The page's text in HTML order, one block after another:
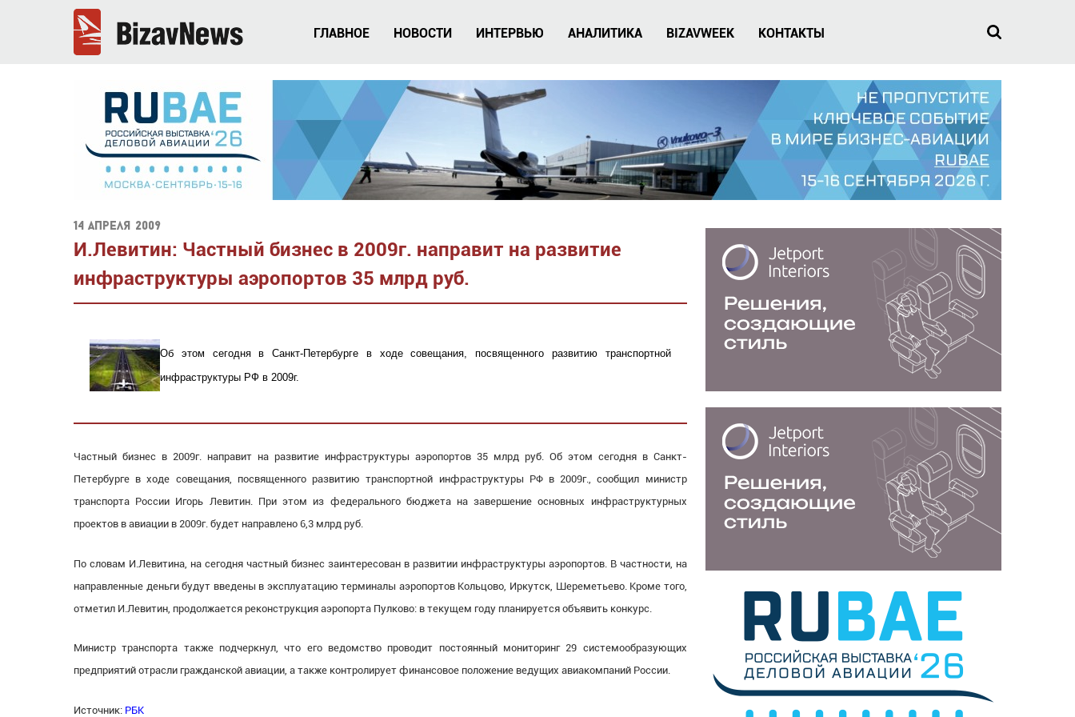
ГЛАВНОЕ НОВОСТИ ИНТЕРВЬЮ АНАЛИТИКА BIZAVWEEK КОНТАКТЫ
14 апреля 2009
И.Левитин: Частный бизнес в 2009г. направит на развитие
инфраструктуры аэропортов 35 млрд руб.
Об этом сегодня в Санкт-Петербурге в ходе совещания, посвященного развитию транспортной
инфраструктуры РФ в 2009г.
Частный бизнес в 2009г. направит на развитие инфраструктуры аэропортов 35 млрд руб. Об этом сегодня в Санкт-
Петербурге в ходе совещания, посвященного развитию транспортной инфраструктуры РФ в 2009г., сообщил министр
транспорта России Игорь Левитин. При этом из федерального бюджета на завершение основных инфраструктурных
проектов в авиации в 2009г. будет направлено 6,3 млрд руб.
По словам И.Левитина, на сегодня частный бизнес заинтересован в развитии инфраструктуры аэропортов. В частности, на
направленные деньги будут введены в эксплуатацию терминалы аэропортов Кольцово, Иркутск, Шереметьево. Кроме того,
отметил И.Левитин, продолжается реконструкция аэропорта Пулково: в текущем году планируется объявить конкурс.
Министр транспорта также подчеркнул, что его ведомство проводит постоянный мониторинг 29 системообразующих
предприятий отрасли гражданской авиации, а также контролирует финансовое положение ведущих авиакомпаний России.
Источник: РБК